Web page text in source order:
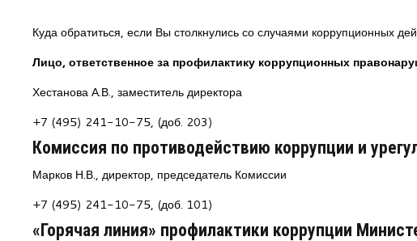
Конкурсы
Творческий инкубатор
Куда обратиться, если Вы столкнулись со случаями коррупционных
Лицо, ответственное за профилактику коррупционных
Хестанова А.В., заместитель директора
+7 (495) 241-10-75, (доб. 203)
Комиссия по противодействию коррупции и
Марков Н.В., директор, председатель Комиссии
+7 (495) 241-10-75, (доб. 101)
«Горячая линия» профилактики коррупции